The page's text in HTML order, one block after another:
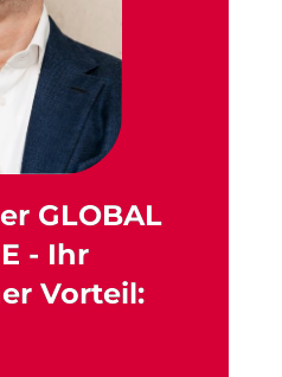
GLOBAL
- Ihr
Vorteil: